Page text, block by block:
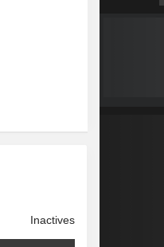
Inactives